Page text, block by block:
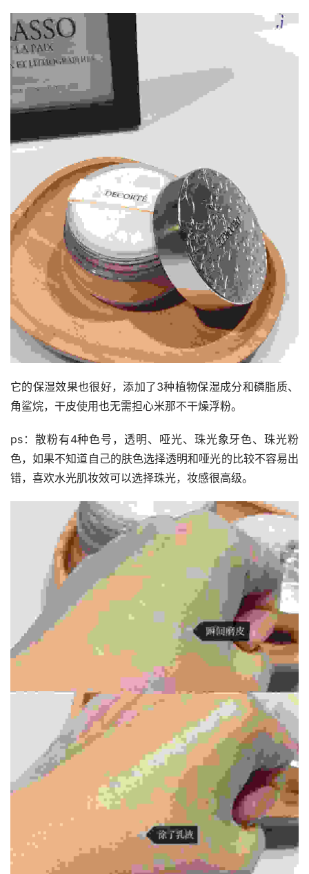
它的保湿效果也很好，添加了3种植物保湿成分和磷脂质、
角鲨烷，干皮使用也无需担心米那不干燥浮粉。
ps：散粉有4种色号，透明、哑光、珠光象牙色、珠光粉
色，如果不知道自己的肤色选择透明和哑光的比较不容易出
错，喜欢水光肌妆效可以选择珠光，妆感很高级。